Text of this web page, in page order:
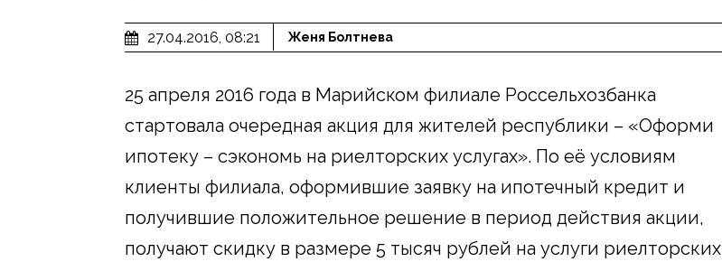
27.04.2016, 08:21 Женя Болтнева
25 апреля 2016 года в Марийском филиале Россельхозбанка
стартовала очередная акция для жителей республики – «Оформи
ипотеку – сэкономь на риелторских услугах». По её условиям
клиенты филиала, оформившие заявку на ипотечный кредит и
получившие положительное решение в период действия акции,
получают скидку в размере 5 тысяч рублей на услуги риелторских